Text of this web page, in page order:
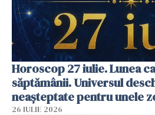
Horoscop 27 iulie. Lunea
săptămânii. Universul
neașteptate pentru unele
26 IULIE 2026